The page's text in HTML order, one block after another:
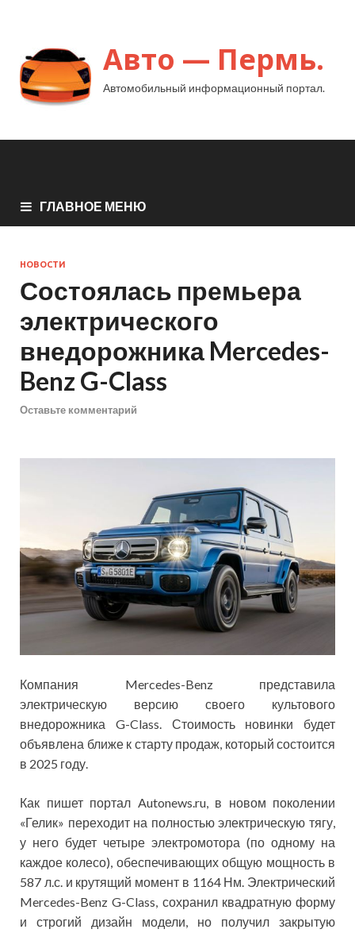
Авто — Пермь.
Автомобильный информационный портал.
ГЛАВНОЕ МЕНЮ
НОВОСТИ
Состоялась премьера
электрического
внедорожника Mercedes-
Benz G-Class
Оставьте комментарий
Компания Mercedes-Benz представила
электрическую версию своего культового
внедорожника G-Class. Стоимость новинки будет
объявлена ближе к старту продаж, который состоится
в 2025 году.
Как пишет портал Autonews.ru, в новом поколении
«Гелик» переходит на полностью электрическую тягу,
у него будет четыре электромотора (по одному на
каждое колесо), обеспечивающих общую мощность в
587 л.с. и крутящий момент в 1164 Нм. Электрический
Mercedes-Benz G-Class, сохранил квадратную форму
и строгий дизайн модели, но получил закрытую